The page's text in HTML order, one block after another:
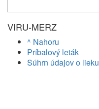
VIRU-MERZ
^ Nahoru
Príbalový leták
Súhrn údajov o lieku